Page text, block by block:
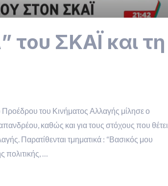
του ΣΚΑΪ και τη
Προέδρου του Κινήματος Αλλαγής μίλησε ο
καθώς και για τους στόχους που θέτει
Παρατίθενται τμηματικά : “Βασικός μου
…